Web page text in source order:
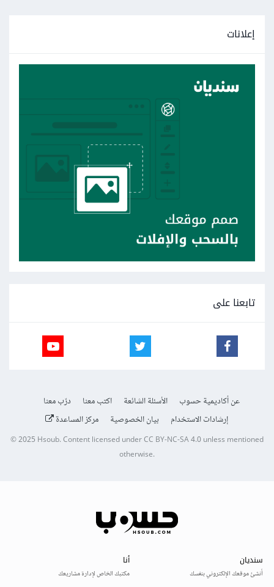
إعلانات
تابعنا على
عن أكاديمية حسوب الأسئلة الشائعة اكتب معنا
درّب معنا
إرشادات الاستخدام
بيان الخصوصية مركز المساعدة
© 2025Hsoub.Content licensed underCC BY-NC-SA 4.0unless mentioned
otherwise.